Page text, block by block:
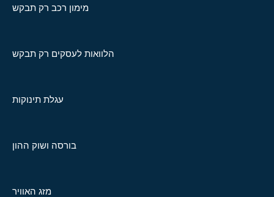
מימון רכב רק תבקש
הלוואות לעסקים רק תבקש
עגלת תינוקות
בורסה ושוק ההון
מזג האוויר